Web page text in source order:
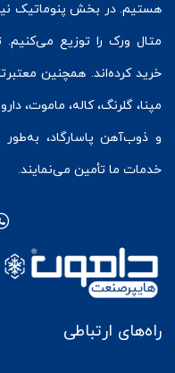
هستیم. در بخش پنوماتیک
متال ورک
خرید کرده‌اند. همچنین
مپنا، گلرنگ، کاله، ماموت،
و ذوب‌آهن پاسارگاد،
خدمات ما تأمین می‌نمایند.
راه‌های ارتباطی